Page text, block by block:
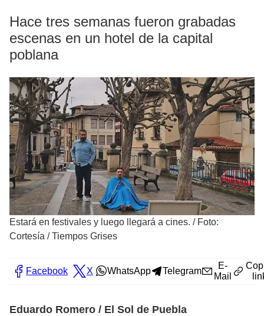
Hace tres semanas fueron grabadas
escenas en un hotel de la capital
poblana
Estará en festivales y luego llegará a cines. / Foto:
Cortesía / Tiempos Grises
Facebook X WhatsApp Telegram
E-
Mail
Eduardo Romero / El Sol de Puebla